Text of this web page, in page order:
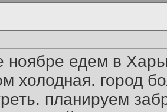
ноябре едем в
холодная. город
планируем